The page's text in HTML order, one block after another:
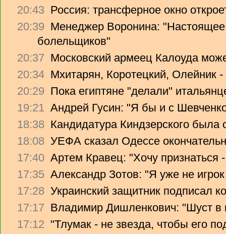
20:43 Россия: трансферное окно
20:39 Менеджер Воронина: "Настоящее
болельщиков"
20:37 Московский армеец Калоуда
20:34 Мхитарян, Коротецкий, Олейник -
20:29 Пока египтяне "делали"
19:21 Андрей Гусин: "Я бы и с
18:38 Кандидатура Киндзерского была
18:08 УЕФА сказал Одессе
17:40 Артем Кравец: "Хочу признаться
17:35 Александр Зотов: "Я уже не
17:28 Украинский защитник подписал
17:17 Владимир Дишленкович: "Шуст в
17:12 "Тлумак - не звезда, чтобы его